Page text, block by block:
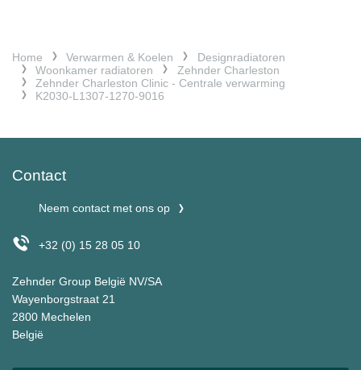
Home Verwarmen & Koelen
Designradiatoren
Woonkamer radiatoren
Zehnder Charleston
Zehnder Charleston Clinic - Centrale verwarming
K2030-L1307-1270-9016
Contact
Neem contact met ons op
+32 (0) 15 28 05 10
Zehnder Group België NV/SA
Wayenborgstraat 21
2800 Mechelen
België